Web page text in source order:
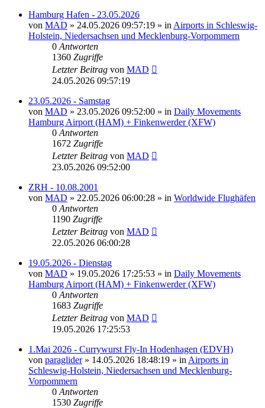
Hamburg Hafen - 23.05.2026
von MAD » 24.05.2026 09:57:19 » in Airports in Schleswig-
Holstein, Niedersachsen und Mecklenburg-Vorpommern
0 Antworten
1360 Zugriffe
Letzter Beitrag von MAD
24.05.2026 09:57:19
23.05.2026 - Samstag
von MAD » 23.05.2026 09:52:00 » in Daily Movements
Hamburg Airport (HAM) + Finkenwerder (XFW)
0 Antworten
1672 Zugriffe
Letzter Beitrag von MAD
23.05.2026 09:52:00
ZRH - 10.08.2001
von MAD » 22.05.2026 06:00:28 » in Worldwide Flughäfen
0 Antworten
1190 Zugriffe
Letzter Beitrag von MAD
22.05.2026 06:00:28
19.05.2026 - Dienstag
von MAD » 19.05.2026 17:25:53 » in Daily Movements
Hamburg Airport (HAM) + Finkenwerder (XFW)
0 Antworten
1683 Zugriffe
Letzter Beitrag von MAD
19.05.2026 17:25:53
1.Mai 2026 - Currywurst Fly-In Hodenhagen (EDVH)
von paraglider» 14.05.2026 18:48:19 » in Airports in
Schleswig-Holstein, Niedersachsen und Mecklenburg-
Vorpommern
0 Antworten
1530 Zugriffe